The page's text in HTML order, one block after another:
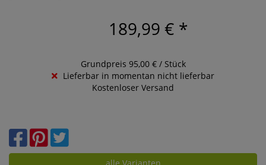
189,99 € *
Grundpreis 95,00 € / Stück
Lieferbar in momentan nicht lieferbar
Kostenloser Versand